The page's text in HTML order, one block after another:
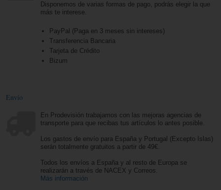
Disponemos de varias formas de pago, podrás elegir la que
más te interese.
PayPal (Paga en 3 meses sin intereses)
Transferencia Bancaria
Tarjeta de Crédito
Bizum
Envío
En Prodevisión trabajamos con las mejoras agencias de
transporte para que recibas tus artículos lo antes posible.
Los gastos de envío para España y Portugal (Excepto Islas)
serán totalmente gratuitos a partir de 49€.
Todos los envíos a España y al resto de Europa se
realizarán a través de NACEX y Correos.
Más información